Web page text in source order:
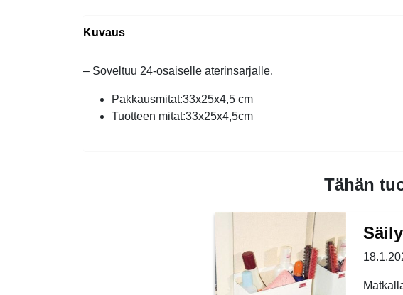
Kuvaus
– Soveltuu 24-osaiselle aterinsarjalle.
Pakkausmitat:33x25x4,5 cm
Tuotteen mitat:33x25x4,5cm
Tähän